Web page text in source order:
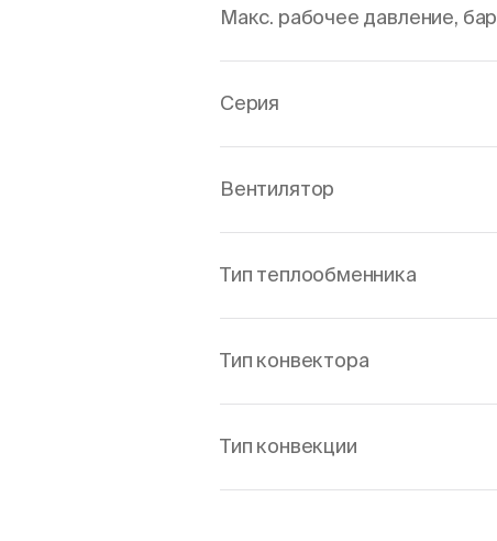
Макс. рабочее давление, бар
Серия
Вентилятор
Тип теплообменника
Тип конвектора
Тип конвекции